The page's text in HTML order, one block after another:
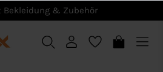
Bekleidung & Zubehör